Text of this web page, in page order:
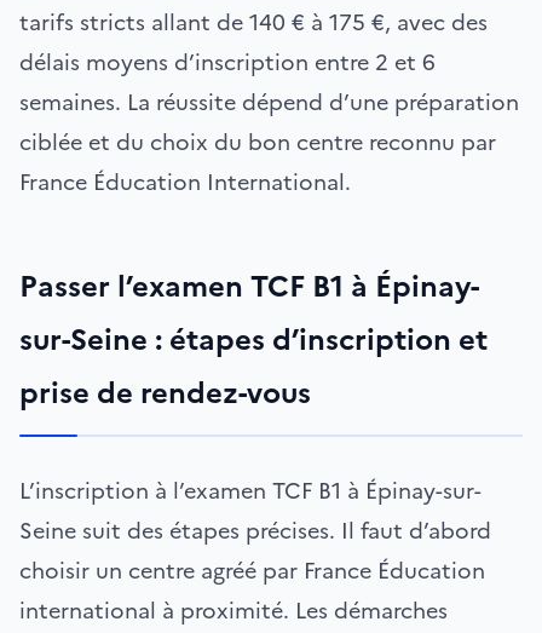
tarifs stricts allant de 140 € à 175 €, avec des
délais moyens d’inscription entre 2 et 6
semaines. La réussite dépend d’une préparation
ciblée et du choix du bon centre reconnu par
France Éducation International.
Passer l’examen TCF B1 à Épinay-
sur-Seine : étapes d’inscription et
prise de rendez-vous
L’inscription à l’examen TCF B1 à Épinay-sur-
Seine suit des étapes précises. Il faut d’abord
choisir un centre agréé par France Éducation
international à proximité. Les démarches